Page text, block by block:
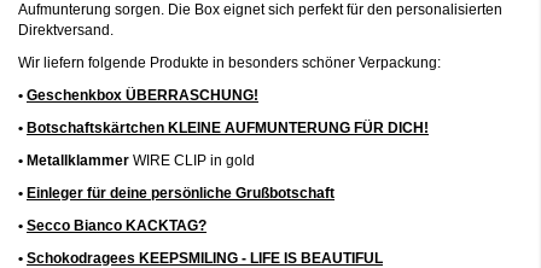
Aufmunterung sorgen. Die Box eignet sich perfekt für den personalisierten
Direktversand.
Wir liefern folgende Produkte in besonders schöner Verpackung:
• Geschenkbox ÜBERRASCHUNG!
• Botschaftskärtchen KLEINE AUFMUNTERUNG FÜR DICH!
• Metallklammer WIRE CLIP in gold
• Einleger für deine persönliche Grußbotschaft
• Secco Bianco KACKTAG?
• Schokodragees KEEPSMILING - LIFE IS BEAUTIFUL